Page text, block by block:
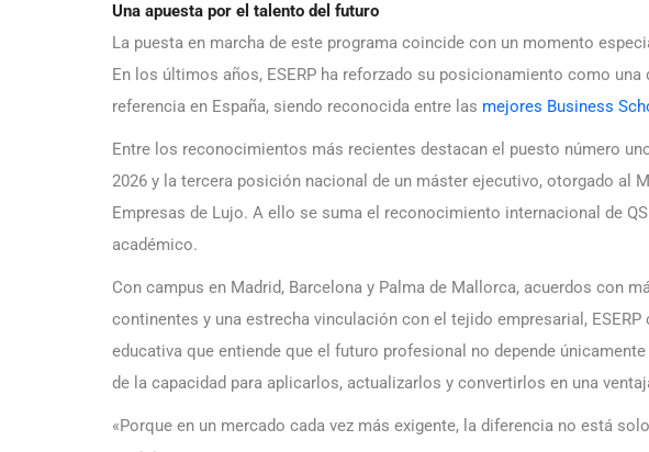
Una apuesta por el talento del futuro
La puesta en marcha de este programa coincide con un momento
En los últimos años, ESERP ha reforzado su posicionamiento como
referencia en España, siendo reconocida entre las mejores Business
Entre los reconocimientos más recientes destacan el puesto número
2026 y la tercera posición nacional de un máster ejecutivo, otorgado al
Empresas de Lujo. A ello se suma el reconocimiento internacional de
académico.
Con campus en Madrid, Barcelona y Palma de Mallorca, acuerdos con
continentes y una estrecha vinculación con el tejido empresarial,
educativa que entiende que el futuro profesional no depende
de la capacidad para aplicarlos, actualizarlos y convertirlos en una
«Porque en un mercado cada vez más exigente, la diferencia no está